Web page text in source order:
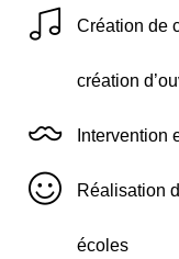
Création de
création
Intervention
Réalisation
écoles